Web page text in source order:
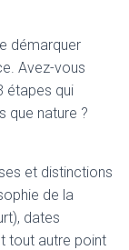
démarquer
Avez-vous
étapes qui
que nature ?
et distinctions
de la
dates
tout autre point